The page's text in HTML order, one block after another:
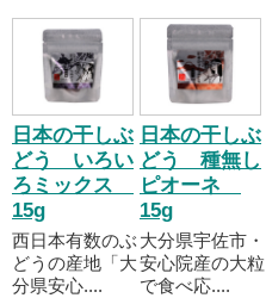
日本の干しぶ
どう いろい
ろミックス
15g
西日本有数のぶ
どうの産地「大
分県安心....
日本の干しぶ
どう 種無し
ピオーネ
15g
大分県宇佐市・
安心院産の大粒
で食べ応....